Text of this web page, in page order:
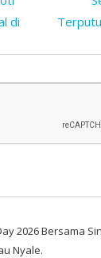
di
2026 Bersama
Nyale.